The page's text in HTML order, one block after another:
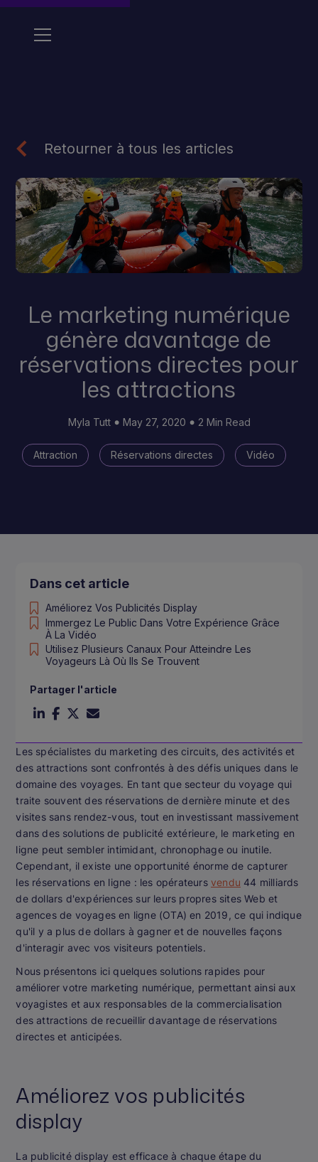
Retourner à tous les articles
Le marketing numérique
génère davantage de
réservations directes pour
les attractions
Myla Tutt May 27, 2020 2 Min Read
Attraction Réservations directes Vidéo
Les spécialistes du marketing des circuits, des activités et
des attractions sont confrontés à des défis uniques dans le
domaine des voyages. En tant que secteur du voyage qui
traite souvent des réservations de dernière minute et des
visites sans rendez-vous, tout en investissant massivement
dans des solutions de publicité extérieure, le marketing en
ligne peut sembler intimidant, chronophage ou inutile.
Cependant, il existe une opportunité énorme de capturer
les réservations en ligne : les opérateurs vendu 44 milliards
de dollars d'expériences sur leurs propres sites Web et
agences de voyages en ligne (OTA) en 2019, ce qui indique
qu'il y a plus de dollars à gagner et de nouvelles façons
d'interagir avec vos visiteurs potentiels.
Nous présentons ici quelques solutions rapides pour
améliorer votre marketing numérique, permettant ainsi aux
voyagistes et aux responsables de la commercialisation
des attractions de recueillir davantage de réservations
directes et anticipées.
Améliorez vos publicités
display
La publicité display est efficace à chaque étape du
Dans cet article
Améliorez Vos Publicités Display
Immergez Le Public Dans Votre Expérience Grâce
À La Vidéo
Utilisez Plusieurs Canaux Pour Atteindre Les
Voyageurs Là Où Ils Se Trouvent
Partager l'article